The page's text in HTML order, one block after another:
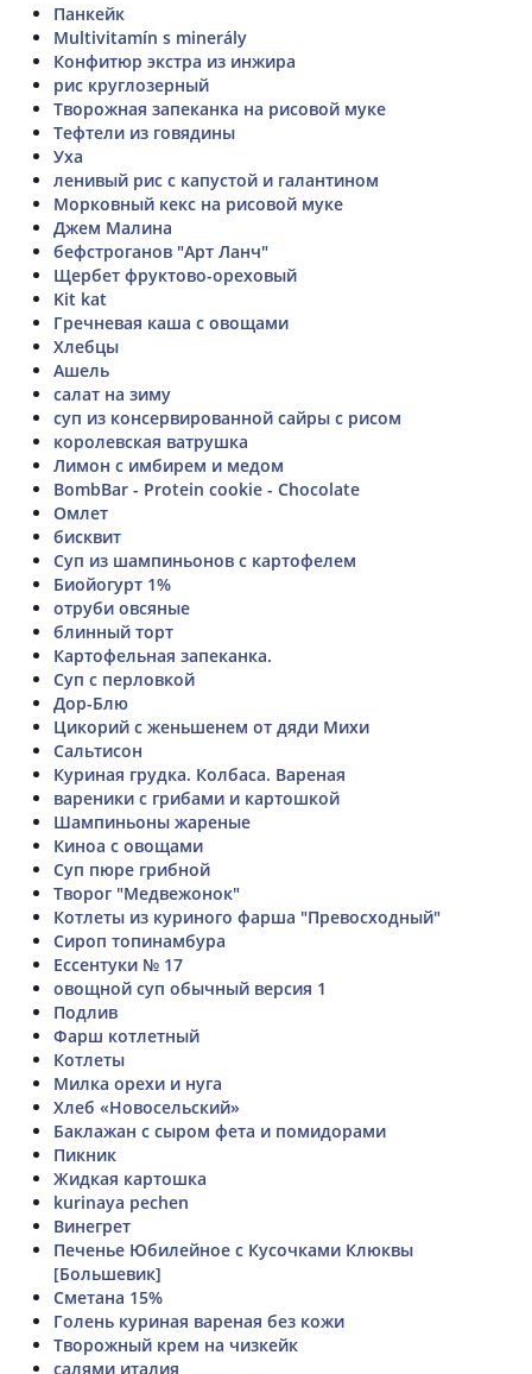
Панкейк
Multivitamín s minerály
Конфитюр экстра из инжира
рис круглозерный
Творожная запеканка на рисовой муке
Тефтели из говядины
Уха
ленивый рис с капустой и галантином
Морковный кекс на рисовой муке
Джем Малина
бефстроганов "Арт Ланч"
Щербет фруктово-ореховый
Kit kat
Гречневая каша с овощами
Хлебцы
Ашель
салат на зиму
суп из консервированной сайры с рисом
королевская ватрушка
Лимон с имбирем и медом
BombBar - Protein cookie - Chocolate
Омлет
бисквит
Суп из шампиньонов с картофелем
Биойогурт 1%
отруби овсяные
блинный торт
Картофельная запеканка.
Суп с перловкой
Дор-Блю
Цикорий с женьшенем от дяди Михи
Сальтисон
Куриная грудка. Колбаса. Вареная
вареники с грибами и картошкой
Шампиньоны жареные
Киноа с овощами
Cуп пюре грибной
Творог "Медвежонок"
Котлеты из куриного фарша "Превосходный"
Сироп топинамбура
Ессентуки № 17
овощной суп обычный версия 1
Подлив
Фарш котлетный
Котлеты
Милка орехи и нуга
Хлеб «Новосельский»
Баклажан с сыром фета и помидорами
Пикник
Жидкая картошка
kurinaya pechen
Винегрет
Печенье Юбилейное с Кусочками Клюквы
[Большевик]
Сметана 15%
Голень куриная вареная без кожи
Творожный крем на чизкейк
салями италия